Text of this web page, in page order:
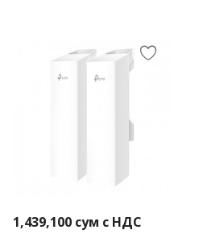
1,439,100 сум с НДС